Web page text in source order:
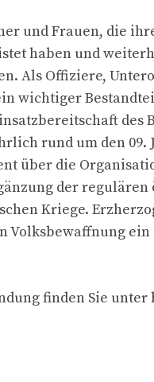
und Frauen, die
haben und
Als Offiziere,
wichtiger
des
rund um den 09.
über die
der
Kriege.
Volksbewaffnung
finden Sie